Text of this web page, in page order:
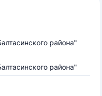
района"
района"